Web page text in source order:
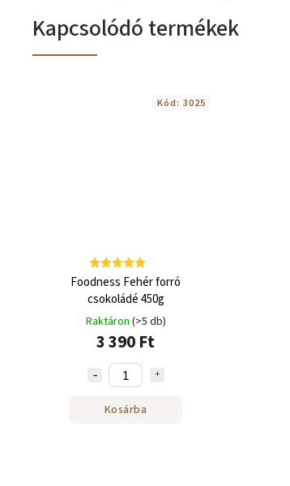
Kapcsolódó termékek
Foodness Fehér forró
csokoládé 450g
Raktáron (>5 db)
3 390 Ft
Kosárba
Kód: 3025